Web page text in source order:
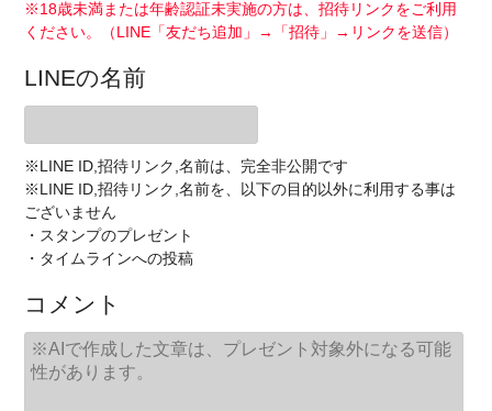
※18歳未満または年齢認証未実施の方は、招待リンクをご利用
ください。（LINE「友だち追加」→「招待」→リンクを送信）
LINEの名前
※LINE ID,招待リンク,名前は、完全非公開です
※LINE ID,招待リンク,名前を、以下の目的以外に利用する事は
ございません
・スタンプのプレゼント
・タイムラインへの投稿
コメント